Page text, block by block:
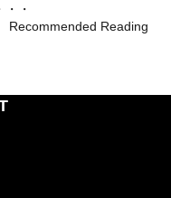
・
Recommended Reading